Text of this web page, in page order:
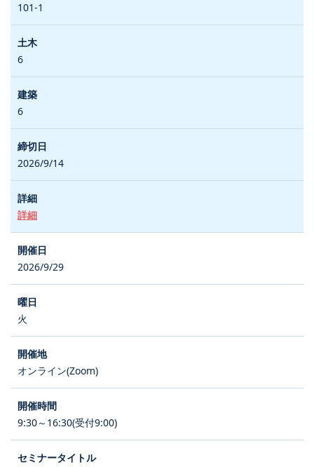
101-1
6
6
2026/9/14
詳細
2026/9/29
火
オンライン(Zoom)
9:30～16:30(受付9:00)